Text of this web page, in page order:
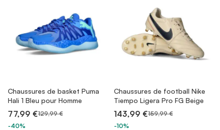
Chaussures de basket Puma
Hali 1 Bleu pour Homme
77,99 €129,99 €
-40%
Chaussures de football Nike
Tiempo Ligera Pro FG Beige
143,99 €159,99 €
-10%